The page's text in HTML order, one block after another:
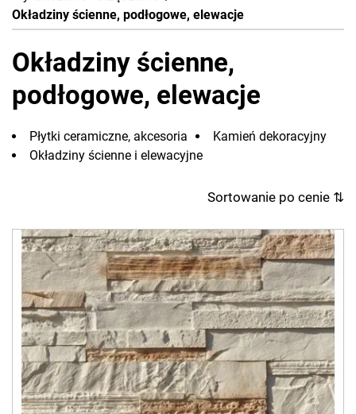
Okładziny ścienne, podłogowe, elewacje
Okładziny ścienne,
podłogowe, elewacje
Płytki ceramiczne, akcesoria
Kamień dekoracyjny
Okładziny ścienne i elewacyjne
Sortowanie po cenie ⇅